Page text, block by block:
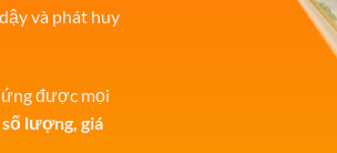
và phát huy
ứng được mọi
lượng, giá